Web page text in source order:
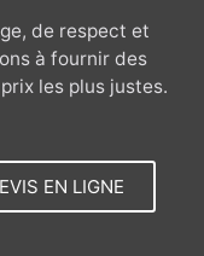
de respect et
à fournir des
les plus justes.
EN LIGNE